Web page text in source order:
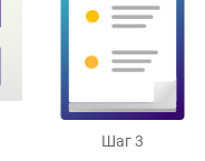
Шаг 3